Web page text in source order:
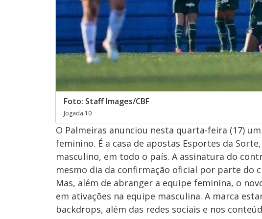
Foto: Staff Images/CBF
Jogada 10
O Palmeiras anunciou nesta quarta-feira (17)
feminino. É a casa de apostas Esportes da
masculino, em todo o país. A assinatura do
mesmo dia da confirmação oficial por parte do
Mas, além de abranger a equipe feminina, o
em ativações na equipe masculina. A marca
backdrops, além das redes sociais e nos